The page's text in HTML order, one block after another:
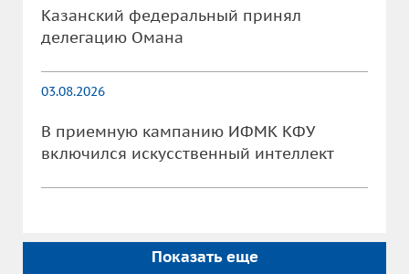
Казанский федеральный принял
делегацию Омана
03.08.2026
В приемную кампанию ИФМК КФУ
включился искусственный интеллект
Показать еще